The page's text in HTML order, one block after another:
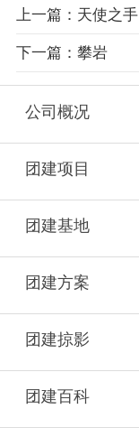
上一篇：天使之手
下一篇：攀岩
公司概况
团建项目
团建基地
团建方案
团建掠影
团建百科